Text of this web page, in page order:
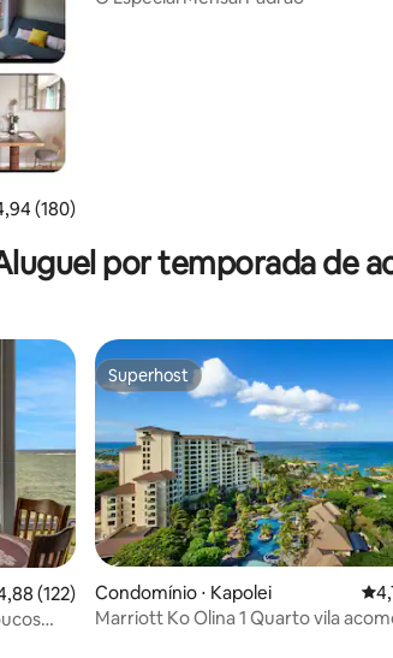
de uma avaliação média de 5, 180 avaliações
(180)
o mar
por temporada de
de uma avaliação média de 5, 122 avaliações
(122)
Superhost
Superhost
Condomínio ⋅ Kapolei
Marriott Ko Olina 1 Quarto vila